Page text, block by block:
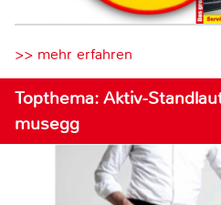
>> mehr erfahren
Topthema: Aktiv-
musegg